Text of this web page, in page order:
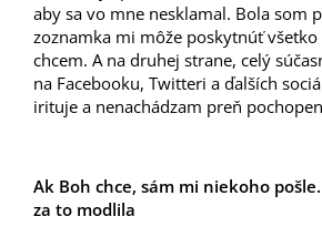
aby sa vo mne nesklamal. Bola som
zoznamka mi môže poskytnúť
chcem. A na druhej strane, celý
na Facebooku, Twitteri a ďalších
irituje a nenachádzam preň
Ak Boh chce, sám mi niekoho
za to modlila